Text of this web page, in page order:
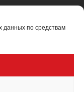
данных по средствам